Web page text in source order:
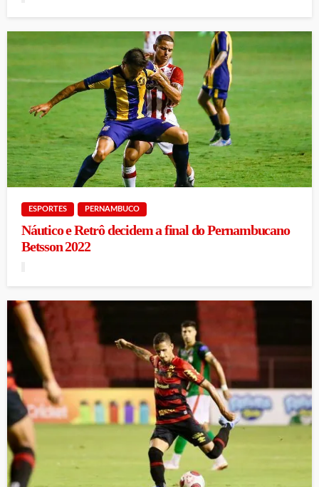
ESPORTES PERNAMBUCO
Náutico e Retrô decidem a final do Pernambucano
Betsson 2022